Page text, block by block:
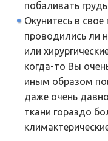
побаливать
Окунитесь в
проводились ли
или
когда-то Вы
иным образом
даже очень
ткани гораздо